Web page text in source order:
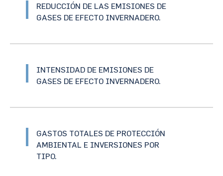
REDUCCIÓN DE LAS EMISIONES DE
GASES DE EFECTO INVERNADERO.
INTENSIDAD DE EMISIONES DE
GASES DE EFECTO INVERNADERO.
GASTOS TOTALES DE PROTECCIÓN
AMBIENTAL E INVERSIONES POR
TIPO.